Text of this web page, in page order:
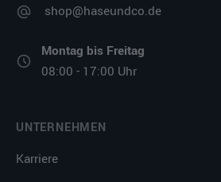
shop@haseundco.de
Montag bis Freitag
08:00 - 17:00 Uhr
UNTERNEHMEN
Karriere